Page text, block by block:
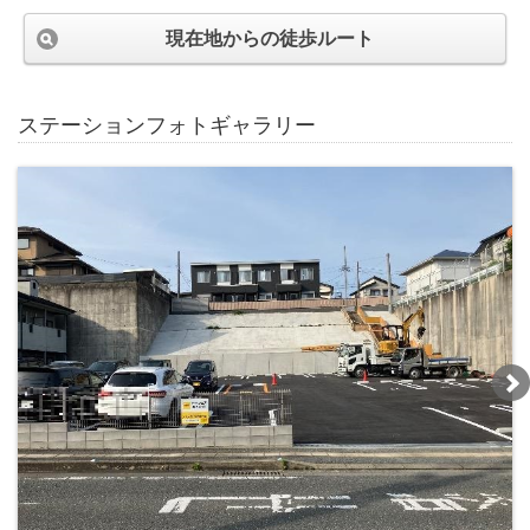
現在地からの徒歩ルート
ステーションフォトギャラリー